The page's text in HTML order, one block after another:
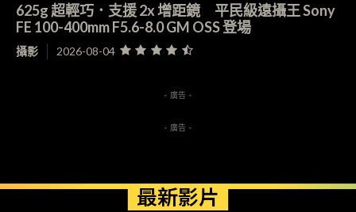
625g 超輕巧．支援 2x 增距鏡 平民級遠攝王 Sony
FE 100-400mm F5.6-8.0 GM OSS 登場
攝影 2026-08-04
- 廣告 -
- 廣告 -
最新影片